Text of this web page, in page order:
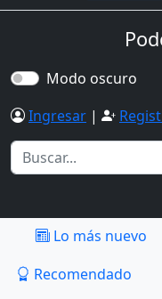
Modo oscuro
Ingresar |
Lo más nuevo
Recomendado